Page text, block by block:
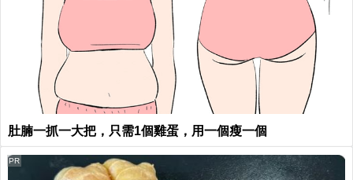
肚腩一抓一大把，只需1個雞蛋，用一個瘦一個
PR